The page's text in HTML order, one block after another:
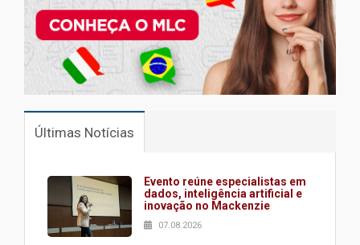
Últimas Notícias
Evento reúne especialistas em
dados, inteligência artificial e
inovação no Mackenzie
07.08.2026